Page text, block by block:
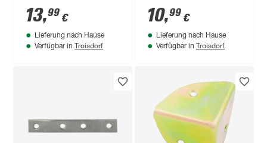
13,99 €
Lieferung nach Hause
Verfügbar in Troisdorf
10,99 €
Lieferung nach Hause
Verfügbar in Troisdorf